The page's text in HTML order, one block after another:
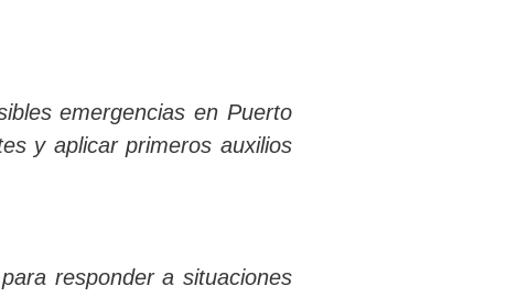
emergencias en Puerto
y aplicar primeros auxilios
responder a situaciones